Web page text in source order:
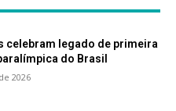
celebram legado de primeira
do Brasil
2026